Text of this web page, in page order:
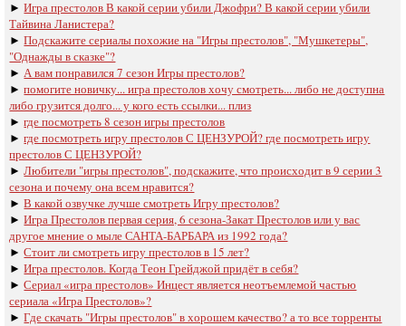
►Игра престолов В какой серии убили Джофри? В какой серии убили
Тайвина Ланистера?
►Подскажите сериалы похожие на "Игры престолов", "Мушкетеры",
"Однажды в сказке"?
► А вам понравился 7 сезон Игры престолов?
►помогите новичку... игра престолов хочу смотреть... либо не доступна
либо грузится долго... у кого есть ссылки... плиз
►где посмотреть 8 сезон игры престолов
►где посмотреть игру престолов С ЦЕНЗУРОЙ? где посмотреть игру
престолов С ЦЕНЗУРОЙ?
►Любители "игры престолов", подскажите, что происходит в 9 серии 3
сезона и почему она всем нравится?
►В какой озвучке лучше смотреть Игру престолов?
►Игра Престолов первая серия, 6 сезона-Закат Престолов или у вас
другое мнение о мыле САНТА-БАРБАРА из 1992 года?
►Стоит ли смотреть игру престолов в 15 лет?
►Игра престолов. Когда Теон Грейджой придёт в себя?
►Сериал «игра престолов» Инцест является неотъемлемой частью
сериала «Игра Престолов»?
►Где скачать "Игры престолов" в хорошем качество? а то все торренты